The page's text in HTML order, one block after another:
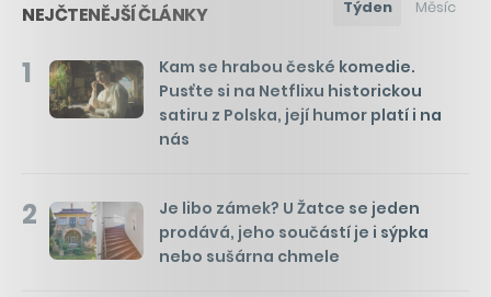
NEJČTENĚJŠÍ ČLÁNKY Týden Měsíc
1
Kam se hrabou české komedie.
Pusťte si na Netflixu historickou
satiru z Polska, její humor platí i na
nás
2
Je libo zámek? U Žatce se jeden
prodává, jeho součástí je i sýpka
nebo sušárna chmele